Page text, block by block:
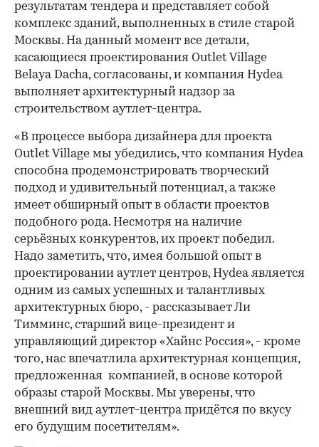
результатам тендера и представляет собой
комплекс зданий, выполненных в стиле старой
Москвы. На данный момент все детали,
касающиеся проектирования Outlet Village
Belaya Dacha, согласованы, и компания Hydea
выполняет архитектурный надзор за
строительством аутлет-центра.
«В процессе выбора дизайнера для проекта
Outlet Village мы убедились, что компания Hydea
способна продемонстрировать творческий
подход и удивительный потенциал, а также
имеет обширный опыт в области проектов
подобного рода. Несмотря на наличие
серьёзных конкурентов, их проект победил.
Надо заметить, что, имея большой опыт в
проектировании аутлет центров, Hydea является
одним из самых успешных и талантливых
архитектурных бюро, - рассказывает Ли
Тимминс, старший вице-президент и
управляющий директор «Хайнс Россия», - кроме
того, нас впечатлила архитектурная концепция,
предложенная компанией, в основе которой
образы старой Москвы. Мы уверены, что
внешний вид аутлет-центра придётся по вкусу
его будущим посетителям».